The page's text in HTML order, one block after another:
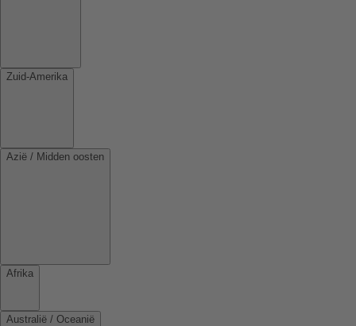
Zuid-Amerika
Azië / Midden oosten
Afrika
Australië / Oceanië